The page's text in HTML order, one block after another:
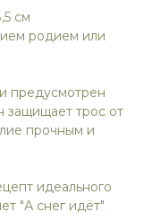
см
родием или
предусмотрен
защищает трос от
прочным и
идеального
"А снег идёт"